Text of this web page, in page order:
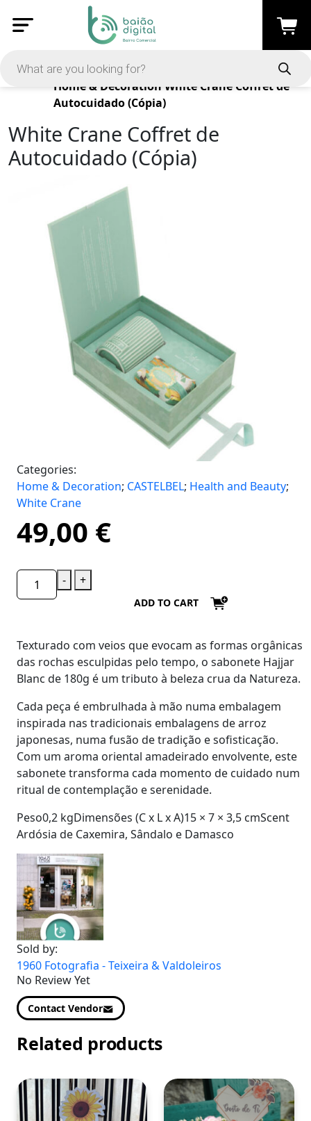
Products
Home & Decoration White Crane Coffret de
Autocuidado (Cópia)
White Crane Coffret de
Autocuidado (Cópia)
Categories:
Home & Decoration; CASTELBEL; Health and Beauty;
White Crane
49,00 €
- +
ADD TO CART
Texturado com veios que evocam as formas orgânicas
das rochas esculpidas pelo tempo, o sabonete Hajjar
Blanc de 180g é um tributo à beleza crua da Natureza.
Cada peça é embrulhada à mão numa embalagem
inspirada nas tradicionais embalagens de arroz
japonesas, numa fusão de tradição e sofisticação.
Com um aroma oriental amadeirado envolvente, este
sabonete transforma cada momento de cuidado num
ritual de contemplação e serenidade.
Peso0,2 kgDimensões (C x L x A)15 × 7 × 3,5 cmScent
Ardósia de Caxemira, Sândalo e Damasco
Sold by:
1960 Fotografia - Teixeira & Valdoleiros
No Review Yet
Contact Vendor
Related products